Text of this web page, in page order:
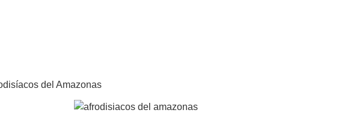
del Amazonas